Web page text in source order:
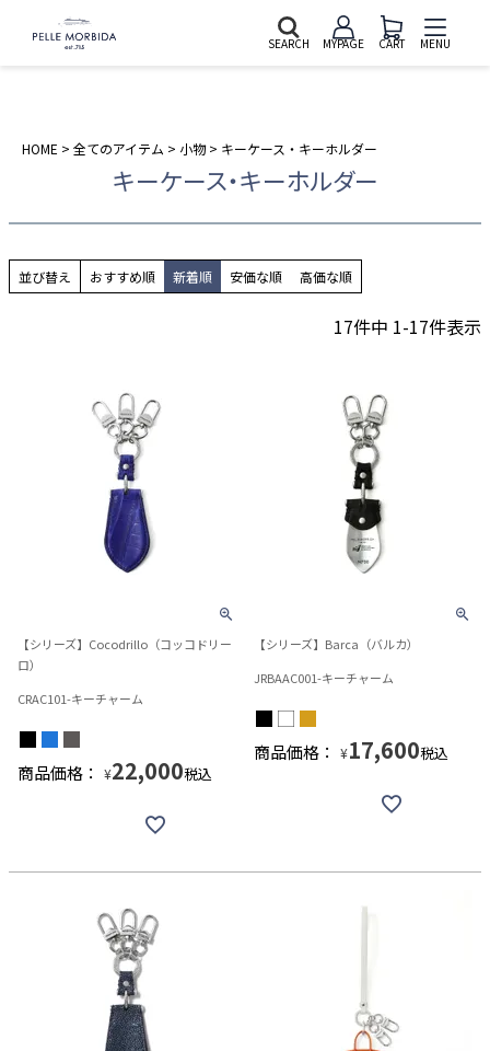
SEARCH MYPAGE CART MENU
HOME 全てのアイテム 小物 キーケース・キーホルダー
キーケース・キーホルダー
並び替え おすすめ順 新着順 安価な順 高価な順
17件中 1-17件表示
【シリーズ】Cocodrillo（コッコドリー
ロ）
CRAC101-キーチャーム
商品価格： ¥22,000税込
【シリーズ】Barca（バルカ）
JRBAAC001-キーチャーム
商品価格： ¥17,600税込